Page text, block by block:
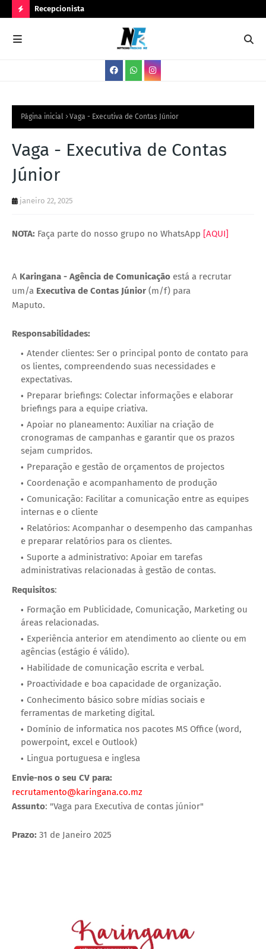
O
V
G
A
Recepcionista
Página inicial Vaga - Executiva de Contas Júnior
Vaga - Executiva de Contas
Júnior
janeiro 22, 2025
NOTA: Faça parte do nosso grupo no WhatsApp [AQUI]
A Karingana - Agência de Comunicação está a recrutar
um/a Executiva de Contas Júnior (m/f) para
Maputo.
Responsabilidades:
Atender clientes: Ser o principal ponto de contato para
os lientes, compreendendo suas necessidades e
expectativas.
Preparar briefings: Colectar informações e elaborar
briefings para a equipe criativa.
Apoiar no planeamento: Auxiliar na criação de
cronogramas de campanhas e garantir que os prazos
sejam cumpridos.
Preparação e gestão de orçamentos de projectos
Coordenação e acompanhamento de produção
Comunicação: Facilitar a comunicação entre as equipes
internas e o cliente
Relatórios: Acompanhar o desempenho das campanhas
e preparar relatórios para os clientes.
Suporte a administrativo: Apoiar em tarefas
administrativas relacionadas à gestão de contas.
Requisitos:
Formação em Publicidade, Comunicação, Marketing ou
áreas relacionadas.
Experiência anterior em atendimento ao cliente ou em
agências (estágio é válido).
Habilidade de comunicação escrita e verbal.
Proactividade e boa capacidade de organização.
Conhecimento básico sobre mídias sociais e
ferramentas de marketing digital.
Domínio de informatica nos pacotes MS Office (word,
powerpoint, excel e Outlook)
Lingua portuguesa e inglesa
Envie-nos o seu CV para:
recrutamento@karingana.co.mz
Assunto: "Vaga para Executiva de contas júnior"
Prazo: 31 de Janeiro 2025